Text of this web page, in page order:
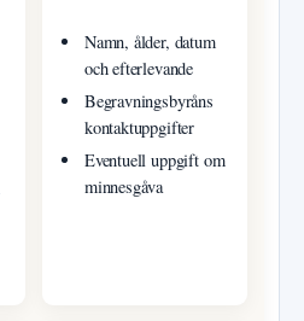
Namn, ålder, datum
och efterlevande
Begravningsbyråns
kontaktuppgifter
Eventuell uppgift om
minnesgåva